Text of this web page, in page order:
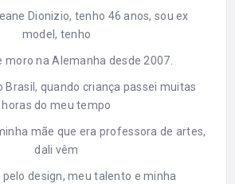
Dionizio, tenho 46 anos, sou ex
model, tenho
moro na Alemanha desde 2007.
Brasil, quando criança passei muitas
horas do meu tempo
mãe que era professora de artes,
dali vêm
design, meu talento e minha